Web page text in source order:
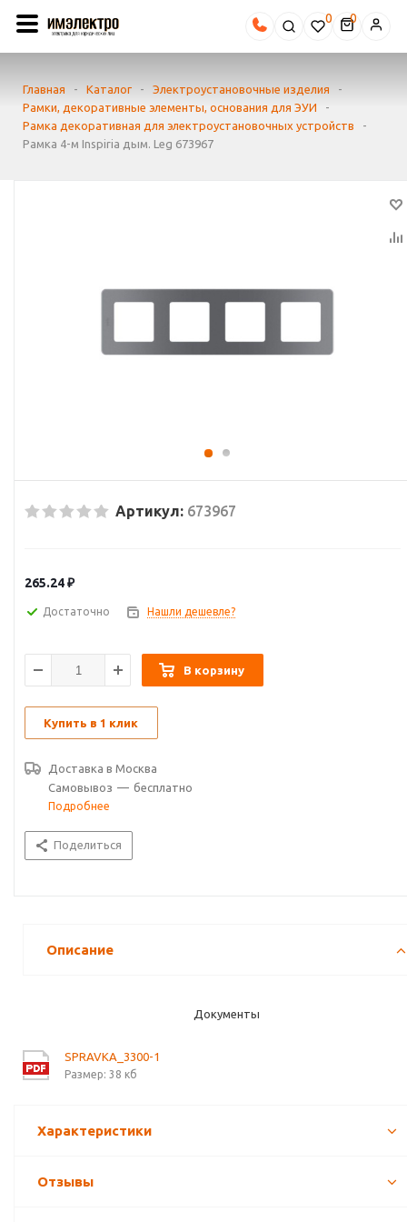
0
Главная - Каталог - Электроустановочные изделия
-
Рамки, декоративные элементы, основания для ЭУИ
-
Рамка декоративная для электроустановочных устройств
-
Рамка 4-м Inspiria дым. Leg 673967
Артикул: 673967
265.24₽
Достаточно Нашли дешевле?
В корзину
Купить в 1 клик
Доставка в Москва
Самовывоз — бесплатно
Подробнее
Поделиться
Описание
Документы
SPRAVKA_3300-1
Размер: 38 кб
Характеристики
Отзывы